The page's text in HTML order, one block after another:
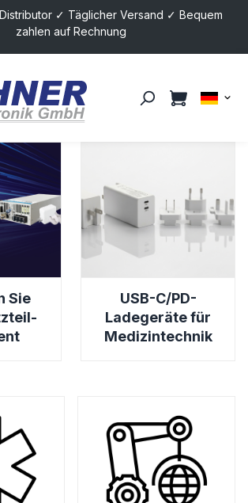
✓ Täglicher Versand ✓ Bequem
zahlen auf Rechnung
Sie Sie unser Netzteil-Sortiment
USB-C/PD-
Ladegeräte für
Medizintechnik
USB-C/PD-